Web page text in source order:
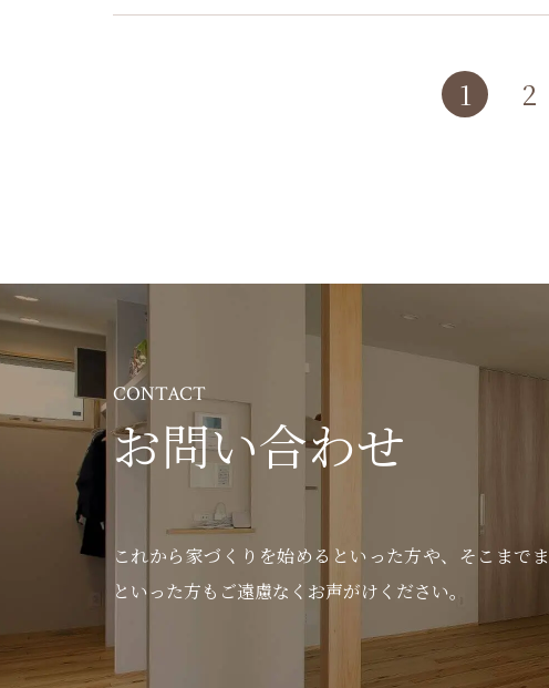
1 2
CONTACT
お問い合わせ
これから家づくりを始めるといった方や、 そこまで
といった方もご遠慮なくお声がけください。